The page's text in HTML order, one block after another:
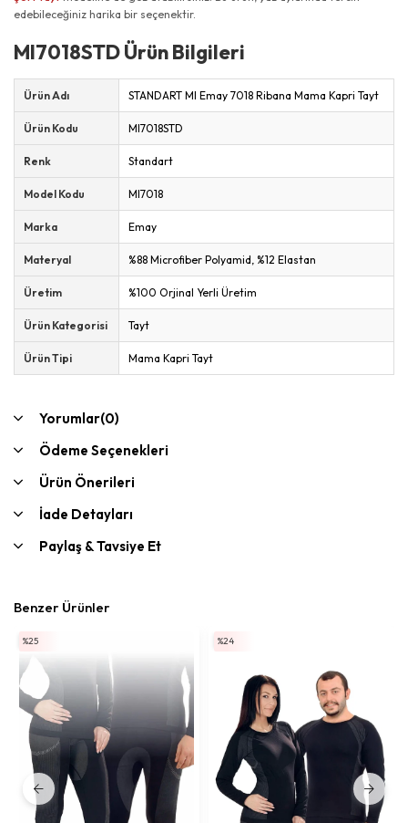
edebileceğiniz harika bir seçenektir.
MI7018STD Ürün Bilgileri
Ürün Adı STANDART MI Emay 7018 Ribana Mama Kapri Tayt
Ürün Kodu MI7018STD
Renk Standart
Model Kodu MI7018
Marka Emay
Materyal %88 Microfiber Polyamid, %12 Elastan
Üretim %100 Orjinal Yerli Üretim
Ürün Kategorisi Tayt
Ürün Tipi Mama Kapri Tayt
Yorumlar(0)
Ödeme Seçenekleri
Ürün Önerileri
İade Detayları
Paylaş & Tavsiye Et
Benzer Ürünler
%25 %24